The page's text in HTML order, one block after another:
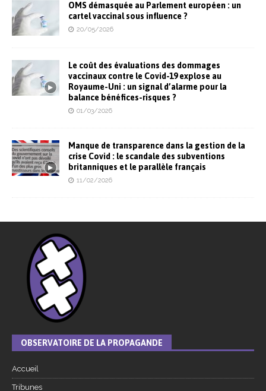
OMS démasquée au Parlement européen : un
cartel vaccinal sous influence ?
20/05/2026
Le coût des évaluations des dommages
vaccinaux contre le Covid-19 explose au
Royaume-Uni : un signal d’alarme pour la
balance bénéfices-risques ?
01/03/2026
Manque de transparence dans la gestion de la
crise Covid : le scandale des subventions
britanniques et le parallèle français
11/02/2026
OBSERVATOIRE DE LA PROPAGANDE
Accueil
Tribunes